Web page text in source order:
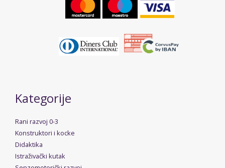
Kategorije
Rani razvoj 0-3
Konstruktori i kocke
Didaktika
Istraživački kutak